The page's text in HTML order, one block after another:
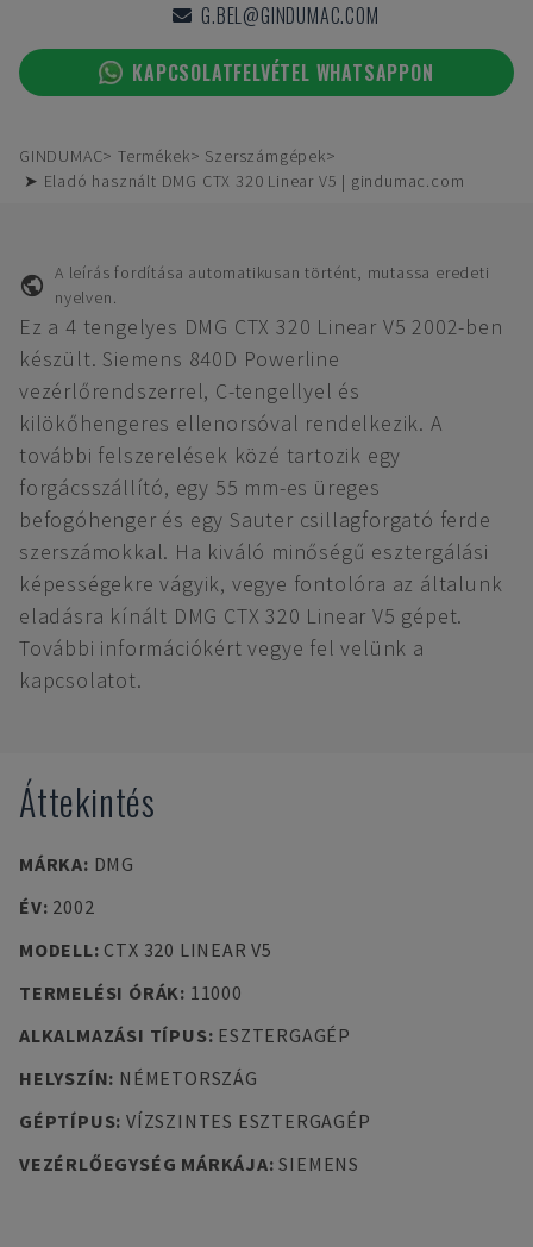
G.BEL@GINDUMAC.COM
KAPCSOLATFELVÉTEL WHATSAPPON
GINDUMAC Termékek
Szerszámgépek
➤ Eladó használt DMG CTX 320 Linear V5 | gindumac.com
A leírás fordítása automatikusan történt, mutassa eredeti
nyelven.
Ez a 4 tengelyes DMG CTX 320 Linear V5 2002-ben
készült. Siemens 840D Powerline
vezérlőrendszerrel, C-tengellyel és
kilökőhengeres ellenorsóval rendelkezik. A
további felszerelések közé tartozik egy
forgácsszállító, egy 55 mm-es üreges
befogóhenger és egy Sauter csillagforgató ferde
szerszámokkal. Ha kiváló minőségű esztergálási
képességekre vágyik, vegye fontolóra az általunk
eladásra kínált DMG CTX 320 Linear V5 gépet.
További információkért vegye fel velünk a
kapcsolatot.
Áttekintés
MÁRKA: DMG
ÉV: 2002
MODELL: CTX 320 LINEAR V5
TERMELÉSI ÓRÁK: 11000
ALKALMAZÁSI TÍPUS: ESZTERGAGÉP
HELYSZÍN: NÉMETORSZÁG
GÉPTÍPUS: VÍZSZINTES ESZTERGAGÉP
VEZÉRLŐEGYSÉG MÁRKÁJA:SIEMENS